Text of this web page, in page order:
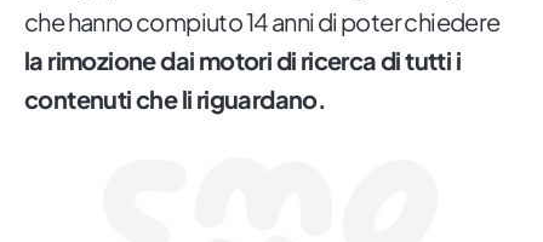
che hanno compiuto 14 anni di poter chiedere
la rimozione dai motori di ricerca di tutti i
contenuti che li riguardano.